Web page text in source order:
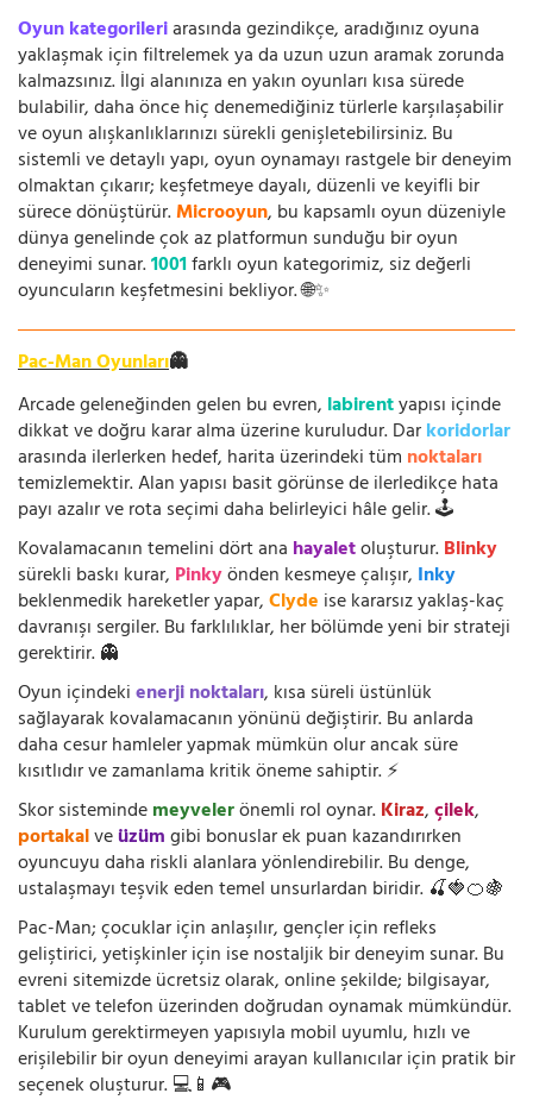
Oyun kategorileriarasında gezindikçe, aradığınız oyuna
yaklaşmak için filtrelemek ya da uzun uzun aramak zorunda
kalmazsınız. İlgi alanınıza en yakın oyunları kısa sürede
bulabilir, daha önce hiç denemediğiniz türlerle karşılaşabilir
ve oyun alışkanlıklarınızı sürekli genişletebilirsiniz. Bu
sistemli ve detaylı yapı, oyun oynamayı rastgele bir deneyim
olmaktan çıkarır; keşfetmeye dayalı, düzenli ve keyifli bir
sürece dönüştürür.Microoyun, bu kapsamlı oyun düzeniyle
dünya genelinde çok az platformun sunduğu bir oyun
deneyimi sunar.1001farklı oyun kategorimiz, siz değerli
oyuncuların keşfetmesini bekliyor. 🌐✨
Pac-Man Oyunları👻
Arcade geleneğinden gelen bu evren, labirentyapısı içinde
dikkat ve doğru karar alma üzerine kuruludur. Darkoridorlar
arasında ilerlerken hedef, harita üzerindeki tüm noktaları
temizlemektir. Alan yapısı basit görünse de ilerledikçe hata
payı azalır ve rota seçimi daha belirleyici hâle gelir. 🕹️
Kovalamacanın temelini dört ana hayaletoluşturur.Blinky
sürekli baskı kurar, Pinkyönden kesmeye çalışır, Inky
beklenmedik hareketler yapar,Clyde ise kararsız yaklaş-kaç
davranışı sergiler. Bu farklılıklar, her bölümde yeni bir strateji
gerektirir. 👻
Oyun içindekienerji noktaları, kısa süreli üstünlük
sağlayarak kovalamacanın yönünü değiştirir. Bu anlarda
daha cesur hamleler yapmak mümkün olur ancak süre
kısıtlıdır ve zamanlama kritik öneme sahiptir. ⚡
Skor sistemindemeyvelerönemli rol oynar.Kiraz,çilek,
portakalveüzümgibi bonuslar ek puan kazandırırken
oyuncuyu daha riskli alanlara yönlendirebilir. Bu denge,
ustalaşmayı teşvik eden temel unsurlardan biridir. 🍒🍓🍊🍇
Pac-Man; çocuklar için anlaşılır, gençler için refleks
geliştirici, yetişkinler için ise nostaljik bir deneyim sunar. Bu
evreni sitemizde ücretsiz olarak, online şekilde; bilgisayar,
tablet ve telefon üzerinden doğrudan oynamak mümkündür.
Kurulum gerektirmeyen yapısıyla mobil uyumlu, hızlı ve
erişilebilir bir oyun deneyimi arayan kullanıcılar için pratik bir
seçenek oluşturur. 💻📱🎮